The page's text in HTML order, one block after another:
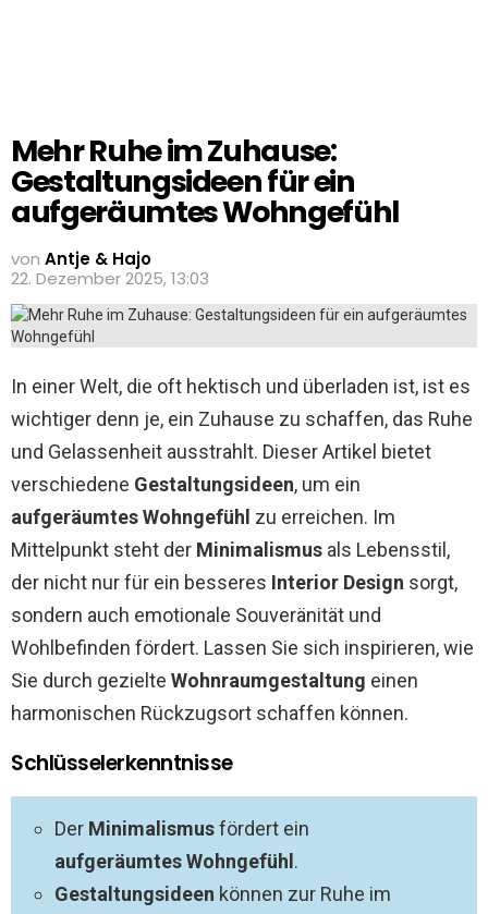
Mehr Ruhe im Zuhause:
Gestaltungsideen für ein
aufgeräumtes Wohngefühl
von Antje & Hajo
22. Dezember 2025, 13:03
In einer Welt, die oft hektisch und überladen ist, ist es
wichtiger denn je, ein Zuhause zu schaffen, das Ruhe
und Gelassenheit ausstrahlt. Dieser Artikel bietet
verschiedene Gestaltungsideen, um ein
aufgeräumtes Wohngefühl zu erreichen. Im
Mittelpunkt steht der Minimalismus als Lebensstil,
der nicht nur für ein besseres Interior Design sorgt,
sondern auch emotionale Souveränität und
Wohlbefinden fördert. Lassen Sie sich inspirieren, wie
Sie durch gezielte Wohnraumgestaltung einen
harmonischen Rückzugsort schaffen können.
Schlüsselerkenntnisse
Der Minimalismusfördert ein
aufgeräumtes Wohngefühl .
Gestaltungsideen können zur Ruhe im